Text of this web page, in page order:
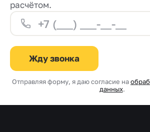
20 до 200
расчётом.
Жду звонка
Отправляя форму, я даю согласие на
данных.